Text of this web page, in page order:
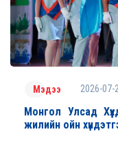
Мэдээ 2026-07-
Монгол Улсад
жилийн ойн